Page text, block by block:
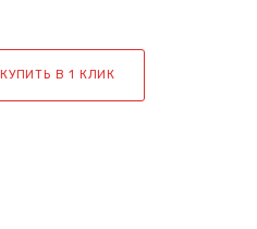
КУПИТЬ В 1 КЛИК